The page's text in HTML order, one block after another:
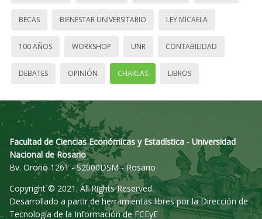
BECAS BIENESTAR UNIVERSITARIO LEY MICAELA
100 AÑOS WORKSHOP UNR CONTABILIDAD
DEBATES OPINIÓN CHARLAS LIBROS
Facultad de Ciencias Económicas y Estadística - Universidad
Nacional de Rosario
Bv. Oroño 1261 - S2000DSM - Rosario
Copyright © 2021. All Rights Reserved.
Desarrollado a partir de herramientas libres por la Dirección de
Tecnología de la Información de FCEyE